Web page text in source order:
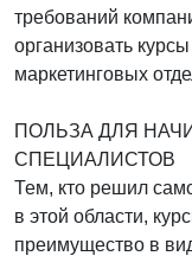
требований
организовать
маркетинговых
ПОЛЬЗА ДЛЯ
СПЕЦИАЛИСТОВ
Тем, кто решил
в этой области,
преимущество в